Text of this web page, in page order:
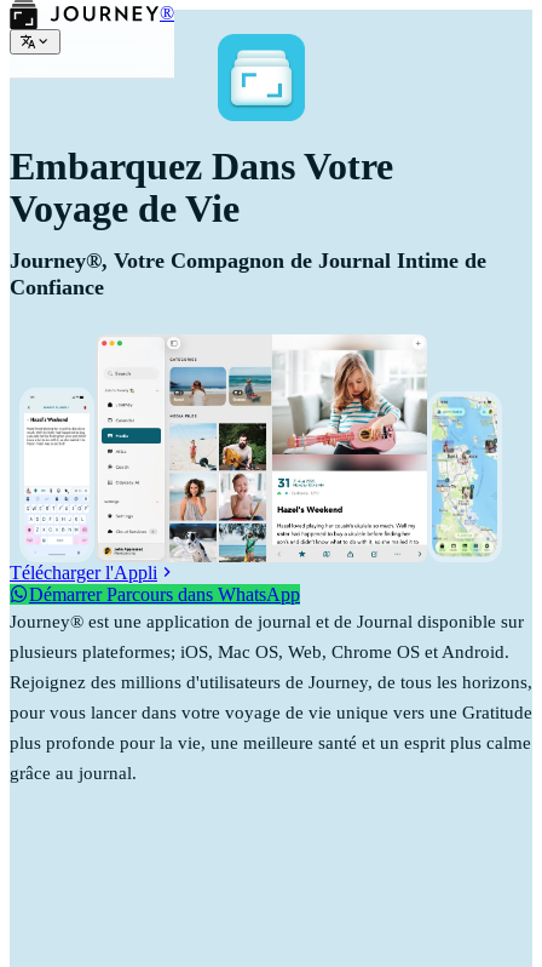
®
Embarquez Dans Votre
Voyage de Vie
Journey®, Votre Compagnon de Journal Intime de
Confiance
Télécharger l'Appli
Démarrer Parcours dans WhatsApp
Journey® est une application de journal et de Journal disponible sur
plusieurs plateformes; iOS, Mac OS, Web, Chrome OS et Android.
Rejoignez des millions d'utilisateurs de Journey, de tous les horizons,
pour vous lancer dans votre voyage de vie unique vers une Gratitude
plus profonde pour la vie, une meilleure santé et un esprit plus calme
grâce au journal.